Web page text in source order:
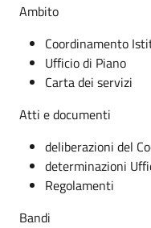
Ambito
Coordinamento
Ufficio di Piano
Carta dei servizi
Atti e documenti
deliberazioni del
determinazioni
Regolamenti
Bandi